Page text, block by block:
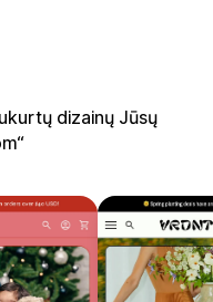
dizainų Jūsų